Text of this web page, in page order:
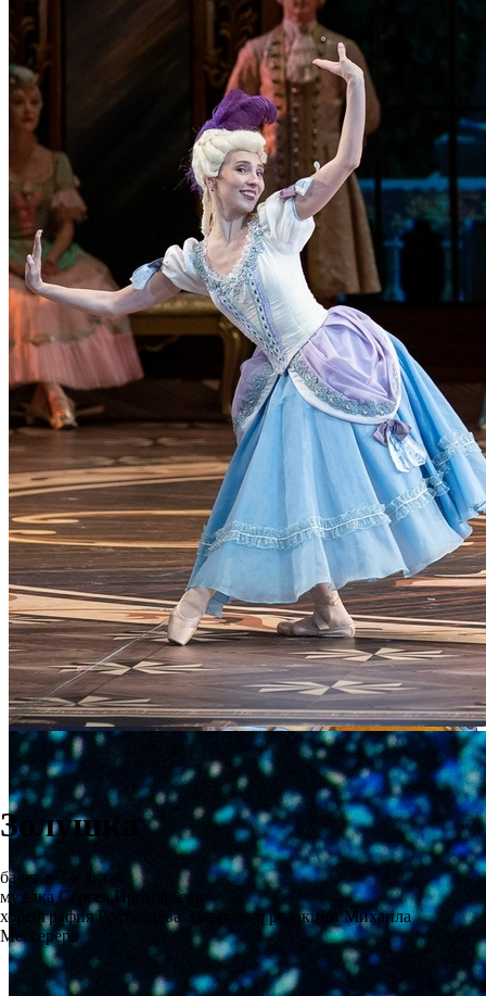
Золушка
балет в 3-х актах
музыка Сергея Прокофьева
хореография Ростислава Захарова в редакции Михаила
Мессерера